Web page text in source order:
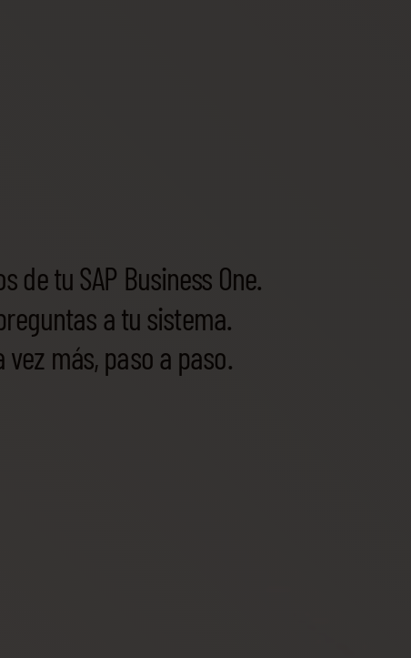
de tu SAP Business One.
a tu sistema.
vez más, paso a paso.